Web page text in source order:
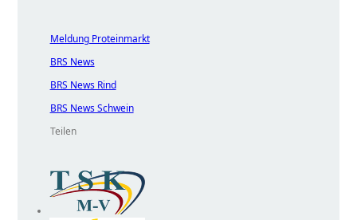
Meldung Proteinmarkt
BRS News
BRS News Rind
BRS News Schwein
Teilen